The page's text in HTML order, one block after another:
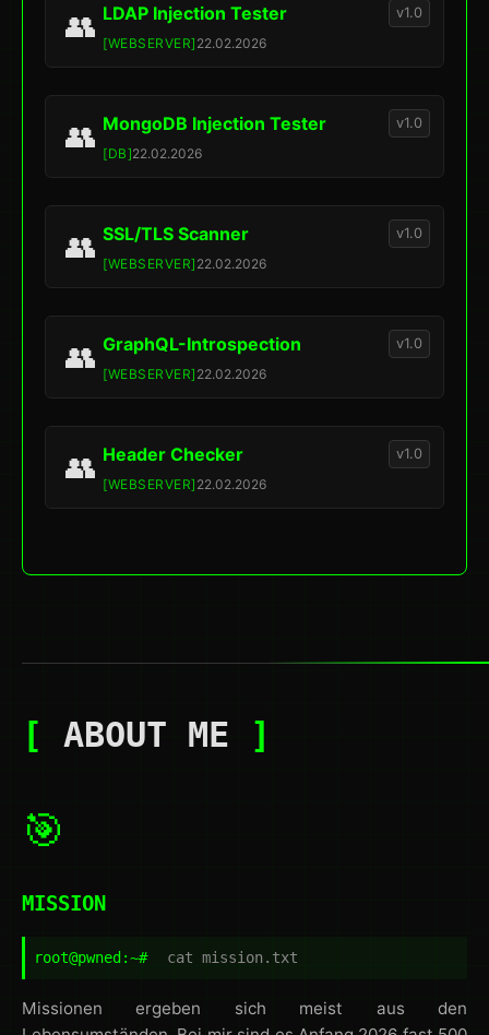
👥 LDAP Injection Tester
v1.0
[WEBSERVER] 22.02.2026
👥 MongoDB Injection Tester
v1.0
[DB]22.02.2026
👥 SSL/TLS Scanner
v1.0
[WEBSERVER] 22.02.2026
👥 GraphQL-Introspection
v1.0
[WEBSERVER] 22.02.2026
👥 Header Checker
v1.0
[WEBSERVER] 22.02.2026
[ ABOUT ME ]
🎯
MISSION
root@pwned:~# cat mission.txt
Missionen ergeben sich meist aus den